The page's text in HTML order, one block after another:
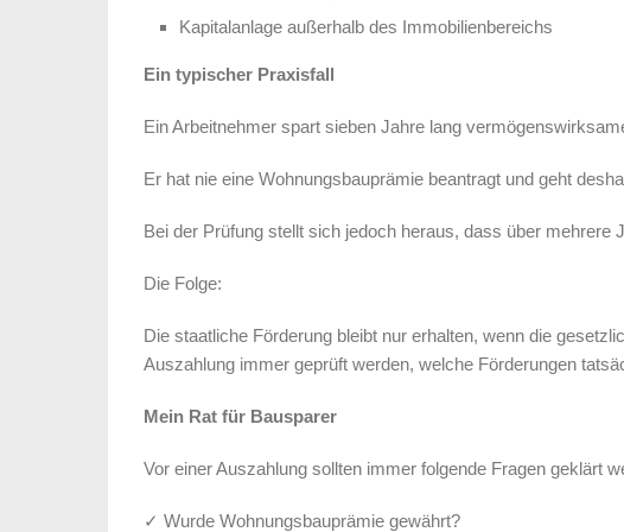
Kapitalanlage außerhalb des Immobilienbereichs
Ein typischer Praxisfall
Ein Arbeitnehmer spart sieben Jahre lang
Er hat nie eine Wohnungsbauprämie beantragt und geht
Bei der Prüfung stellt sich jedoch heraus, dass über mehrere
Die Folge:
Die staatliche Förderung bleibt nur erhalten, wenn die
Auszahlung immer geprüft werden, welche Förderungen
Mein Rat für Bausparer
Vor einer Auszahlung sollten immer folgende Fragen geklärt
✓ Wurde Wohnungsbauprämie gewährt?